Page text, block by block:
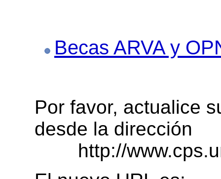
Becas ARVA y
Por favor, actualice
desde la dirección
http://